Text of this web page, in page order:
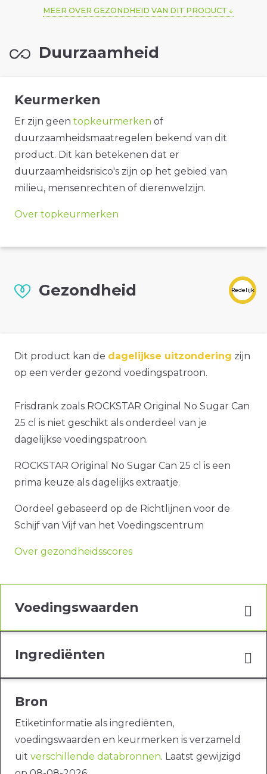
MEER OVER GEZONDHEID VAN DIT PRODUCT
Duurzaamheid
Keurmerken
Er zijn geen topkeurmerken of
duurzaamheidsmaatregelen bekend van dit
product. Dit kan betekenen dat er
duurzaamheidsrisico's zijn op het gebied van
milieu, mensenrechten of dierenwelzijn.
Over topkeurmerken
Gezondheid Redelijk
Dit product kan de dagelijkse uitzondering zijn
op een verder gezond voedingspatroon.
Frisdrank zoals ROCKSTAR Original No Sugar Can
25 cl is niet geschikt als onderdeel van je
dagelijkse voedingspatroon.
ROCKSTAR Original No Sugar Can 25 cl is een
prima keuze als dagelijks extraatje.
Oordeel gebaseerd op de Richtlijnen voor de
Schijf van Vijf van het Voedingscentrum
Over gezondheidsscores
Voedingswaarden
Ingrediënten
Bron
Etiketinformatie als ingrediënten,
voedingswaarden en keurmerken is verzameld
uit verschillende databronnen. Laatst gewijzigd